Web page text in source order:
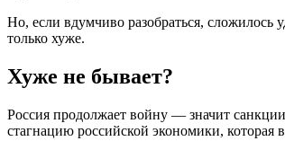
Но, если вдумчиво разобраться, сложилось
только хуже.
Хуже не бывает?
Россия продолжает войну — значит
стагнацию российской экономики, которая